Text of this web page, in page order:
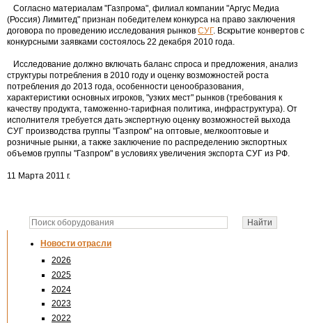
Новости отрасли
2026
2025
2024
2023
2022
Согласно материалам "Газпрома", филиал компании "Аргус Медиа
(Россия) Лимитед" признан победителем конкурса на право заключения
договора по проведению исследования рынков СУГ. Вскрытие конвертов с
конкурсными заявками состоялось 22 декабря 2010 года.
Исследование должно включать баланс спроса и предложения, анализ
структуры потребления в 2010 году и оценку возможностей роста
потребления до 2013 года, особенности ценообразования,
характеристики основных игроков, "узких мест" рынков (требования к
качеству продукта, таможенно-тарифная политика, инфраструктура). От
исполнителя требуется дать экспертную оценку возможностей выхода
СУГ производства группы "Газпром" на оптовые, мелкооптовые и
розничные рынки, а также заключение по распределению экспортных
объемов группы "Газпром" в условиях увеличения экспорта СУГ из РФ.
11 Марта 2011 г.